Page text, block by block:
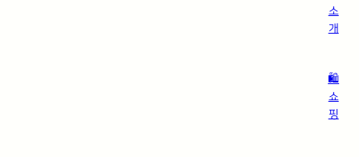
소
개
🛍️
쇼
핑